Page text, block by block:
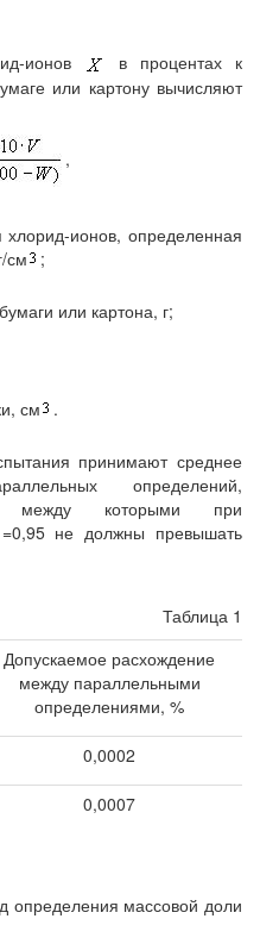
ионов
в процентах к
или картону вычисляют
,
ионов, определенная
см
;
или картона, г;
см .
принимают среднее
определений,
между которыми при
=0,95 не должны превышать
Таблица 1
Допускаемое расхождение
между параллельными
определениями, %
0,0002
0,0007
определения массовой доли